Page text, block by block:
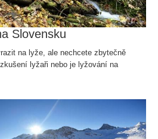
Slovensku
na lyže, ale nechcete zbytečně
lyžaři nebo je lyžování na
lyžařskými areály je Slovensko
výlet i na týdenní dovolenou. Podle
Připravili jsme pro vás ta